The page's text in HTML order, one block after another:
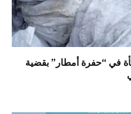
دينار مخبأة في “حفرة أمطار” بقضية